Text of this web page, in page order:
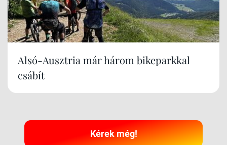
Alsó-Ausztria már három bikeparkkal
csábít
Kérek még!